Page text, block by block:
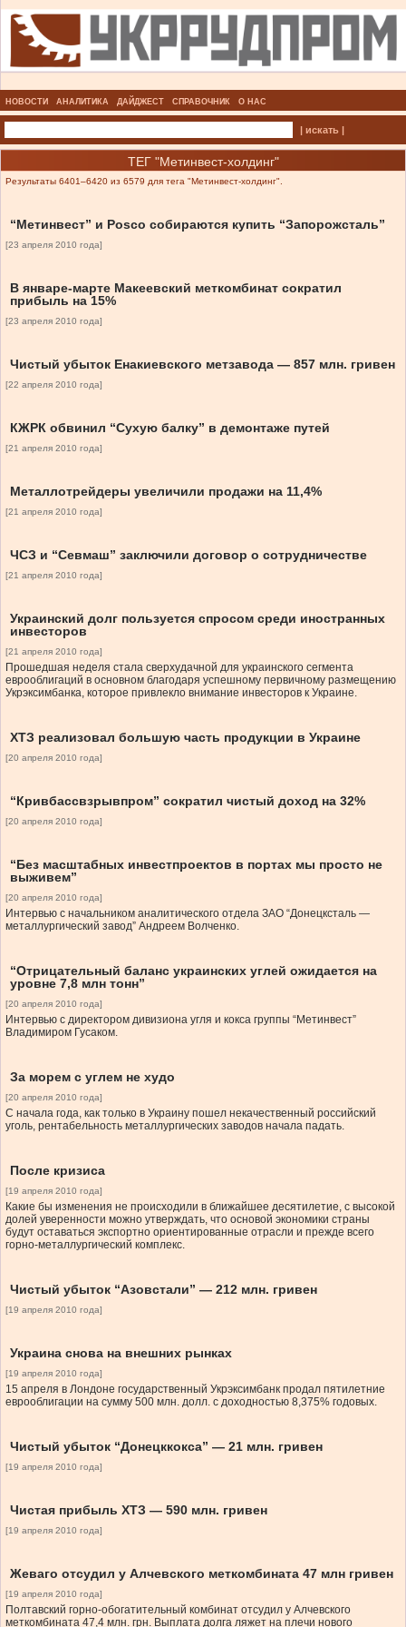
НОВОСТИ АНАЛИТИКА ДАЙДЖЕСТ СПРАВОЧНИК О НАС
| искать |
ТЕГ "Метинвест-холдинг"
Результаты 6401–6420 из 6579 для тега "Метинвест-холдинг".
“Метинвест” и Posco собираются купить “Запорожсталь”
[23 апреля 2010 года]
В январе-марте Макеевский меткомбинат сократил
прибыль на 15%
[23 апреля 2010 года]
Чистый убыток Енакиевского метзавода — 857 млн. гривен
[22 апреля 2010 года]
КЖРК обвинил “Сухую балку” в демонтаже путей
[21 апреля 2010 года]
Металлотрейдеры увеличили продажи на 11,4%
[21 апреля 2010 года]
ЧСЗ и “Севмаш” заключили договор о сотрудничестве
[21 апреля 2010 года]
Украинский долг пользуется спросом среди иностранных
инвесторов
[21 апреля 2010 года]
Прошедшая неделя стала сверхудачной для украинского сегмента
еврооблигаций в основном благодаря успешному первичному размещению
Укрэксимбанка, которое привлекло внимание инвесторов к Украине.
ХТЗ реализовал большую часть продукции в Украине
[20 апреля 2010 года]
“Кривбассвзрывпром” сократил чистый доход на 32%
[20 апреля 2010 года]
“Без масштабных инвестпроектов в портах мы просто не
выживем”
[20 апреля 2010 года]
Интервью с начальником аналитического отдела ЗАО “Донецксталь —
металлургический завод” Андреем Волченко.
“Отрицательный баланс украинских углей ожидается на
уровне 7,8 млн тонн”
[20 апреля 2010 года]
Интервью с директором дивизиона угля и кокса группы “Метинвест”
Владимиром Гусаком.
За морем с углем не худо
[20 апреля 2010 года]
С начала года, как только в Украину пошел некачественный российский
уголь, рентабельность металлургических заводов начала падать.
После кризиса
[19 апреля 2010 года]
Какие бы изменения не происходили в ближайшее десятилетие, с высокой
долей уверенности можно утверждать, что основой экономики страны
будут оставаться экспортно ориентированные отрасли и прежде всего
горно-металлургический комплекс.
Чистый убыток “Азовстали” — 212 млн. гривен
[19 апреля 2010 года]
Украина снова на внешних рынках
[19 апреля 2010 года]
15 апреля в Лондоне государственный Укрэксимбанк продал пятилетние
еврооблигации на сумму 500 млн. долл. с доходностью 8,375% годовых.
Чистый убыток “Донецккокса” — 21 млн. гривен
[19 апреля 2010 года]
Чистая прибыль ХТЗ — 590 млн. гривен
[19 апреля 2010 года]
Жеваго отсудил у Алчевского меткомбината 47 млн гривен
[19 апреля 2010 года]
Полтавский горно-обогатительный комбинат отсудил у Алчевского
меткомбината 47,4 млн. грн. Выплата долга ляжет на плечи нового